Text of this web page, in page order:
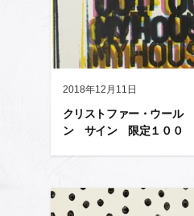
2018年12月11日
クリストファー・ウール
ン サイン 限定１００